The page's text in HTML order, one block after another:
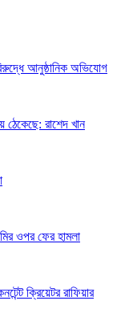
আনুষ্ঠানিক অভিযোগ
রাশেদ খান
ওপর ফের হামলা
ক্রিয়েটর রাফিয়ার